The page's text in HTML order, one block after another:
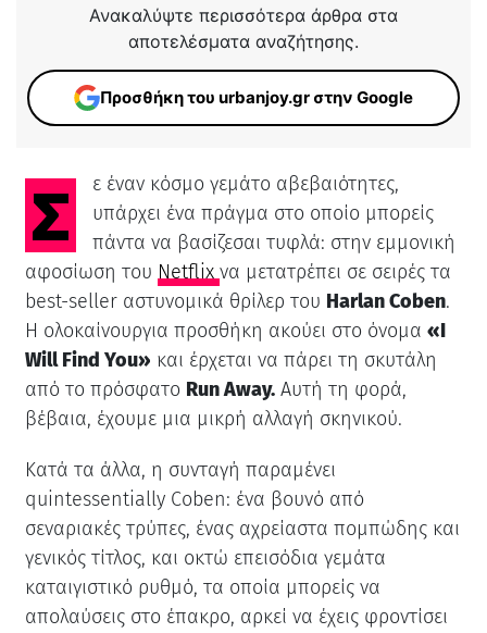
Ανακαλύψτε περισσότερα άρθρα στα
αποτελέσματα αναζήτησης.
Προσθήκη του urbanjoy.gr στην Google
Σε έναν κόσμο γεμάτο αβεβαιότητες,
υπάρχει ένα πράγμα στο οποίο μπορείς
πάντα να βασίζεσαι τυφλά: στην εμμονική
αφοσίωση του Netflix να μετατρέπει σε σειρές τα
best-seller αστυνομικά θρίλερ του Harlan Coben.
Η ολοκαίνουργια προσθήκη ακούει στο όνομα «I
Will Find You» και έρχεται να πάρει τη σκυτάλη
από το πρόσφατο Run Away.Αυτή τη φορά,
βέβαια, έχουμε μια μικρή αλλαγή σκηνικού.
Κατά τα άλλα, η συνταγή παραμένει
quintessentially Coben: ένα βουνό από
σεναριακές τρύπες, ένας αχρείαστα πομπώδης και
γενικός τίτλος, και οκτώ επεισόδια γεμάτα
καταιγιστικό ρυθμό, τα οποία μπορείς να
απολαύσεις στο έπακρο, αρκεί να έχεις φροντίσει